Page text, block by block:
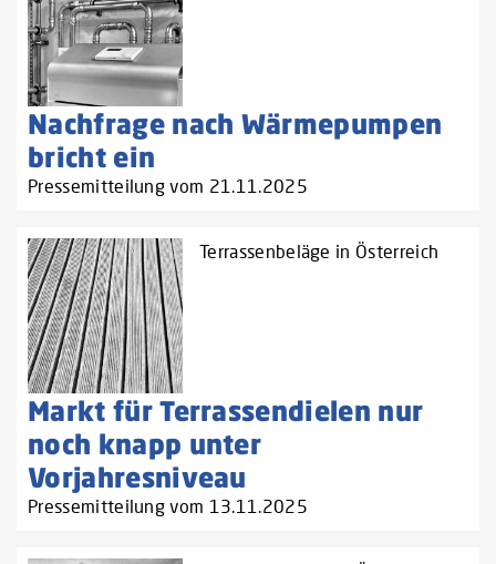
Nachfrage nach Wärmepumpen
bricht ein
Pressemitteilung vom 21.11.2025
Terrassenbeläge in Österreich
Markt für Terrassendielen nur
noch knapp unter
Vorjahresniveau
Pressemitteilung vom 13.11.2025